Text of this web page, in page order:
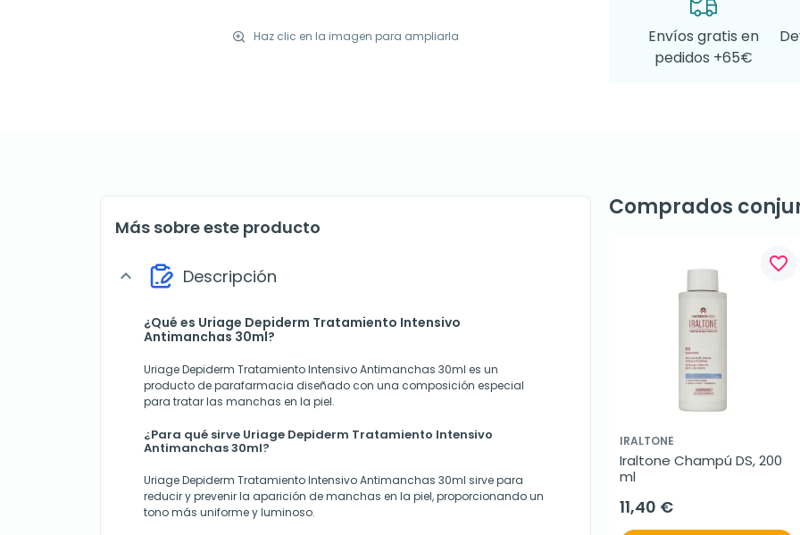
Haz clic en la imagen para ampliarla
Envíos gratis en
pedidos +65€
Más sobre este producto
expand_more Descripción
¿Qué es Uriage Depiderm Tratamiento Intensivo
Antimanchas 30ml?
Uriage Depiderm Tratamiento Intensivo Antimanchas 30ml es un
producto de parafarmacia diseñado con una composición especial
para tratar las manchas en la piel.
¿Para qué sirve Uriage Depiderm Tratamiento Intensivo
Antimanchas 30ml?
Uriage Depiderm Tratamiento Intensivo Antimanchas 30ml sirve para
reducir y prevenir la aparición de manchas en la piel, proporcionando un
tono más uniforme y luminoso.
Comprados
favorite_border
IRALTONE
Iraltone Champú DS, 200
ml
11,40 €